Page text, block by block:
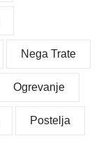
Nega Trate
Ogrevanje
Postelja